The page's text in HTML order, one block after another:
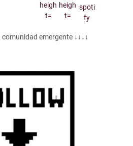
emergente ↓↓↓↓